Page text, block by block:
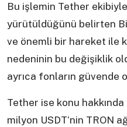
Bu işlemin Tether
yürütüldüğünü belirten
ve önemli bir hareket ile
nedeninin bu değişiklik
ayrıca fonların güvende
Tether ise konu hakkında
milyon USDT‘nin TRON